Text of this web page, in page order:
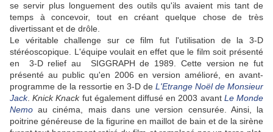
se servir plus longuement des outils qu'ils avaient mis tant de
temps à concevoir, tout en créant quelque chose de très
divertissant et de drôle.
Le véritable challenge sur ce film fut l'utilisation de la 3-D
stéréoscopique. L'équipe voulait en effet que le film soit présenté
en 3-D relief au SIGGRAPH de 1989. Cette version ne fut
présenté au public qu'en 2006 en version amélioré, en avant-
programme de la ressortie en 3-D de L'Etrange Noël de Monsieur
Jack.Knick Knackfut également diffusé en 2003 avant Le Monde
Nemo au cinéma, mais dans une version censurée. Ainsi, la
poitrine généreuse de la figurine en maillot de bain et de la sirène